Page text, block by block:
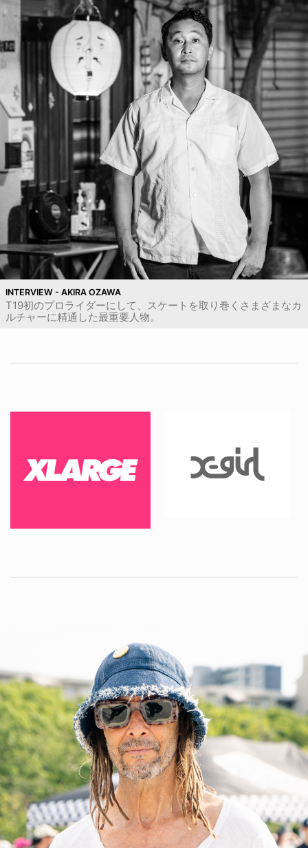
INTERVIEW - AKIRA OZAWA
T19初のプロライダーにして、スケートを取り巻くさまざまなカ
ルチャーに精通した最重要人物。